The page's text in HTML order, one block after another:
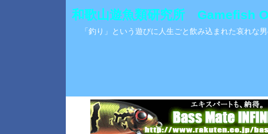
和歌山遊魚類研究所 Gamefish
「釣り」という遊びに人生ごと飲み込まれた哀れな